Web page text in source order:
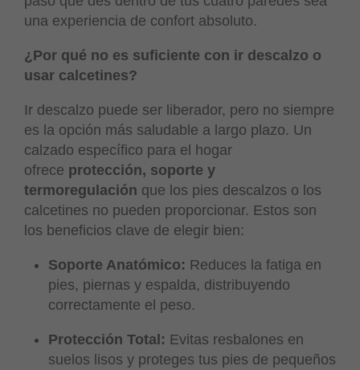
una experiencia de confort absoluto.
¿Por qué no es suficiente con ir descalzo o
usar calcetines?
Ir descalzo puede ser liberador, pero no siempre
es la opción más saludable a largo plazo. Un
calzado específico para el hogar
ofrece protección, soporte y
termoregulación que los pies descalzos o los
calcetines no pueden proporcionar. Estos son
los beneficios clave de elegir bien:
Soporte Anatómico: Reduces la fatiga en
pies, piernas y espalda, distribuyendo
correctamente el peso.
Protección Total: Evitas resbalones en
suelos lisos y proteges tus pies de pequeños